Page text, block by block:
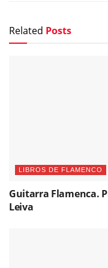
Related Posts
LIBROS DE FLAMENCO
Guitarra Flamenca.
Leiva